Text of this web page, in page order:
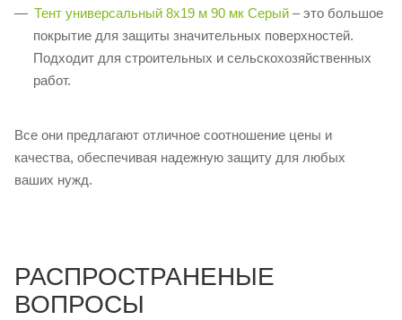
Тент универсальный 8х19 м 90 мк Серый – это большое
покрытие для защиты значительных поверхностей.
Подходит для строительных и сельскохозяйственных
работ.
Все они предлагают отличное соотношение цены и
качества, обеспечивая надежную защиту для любых
ваших нужд.
РАСПРОСТРАНЕНЫЕ
ВОПРОСЫ